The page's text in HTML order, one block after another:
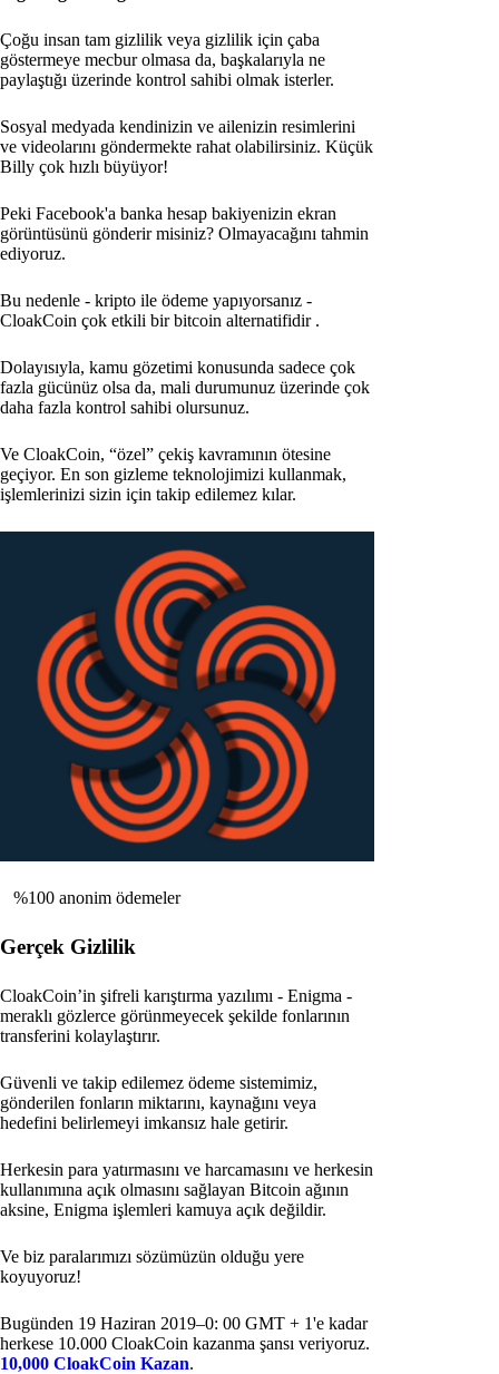
Çoğu insan tam gizlilik veya gizlilik için çaba
göstermeye mecbur olmasa da, başkalarıyla ne
paylaştığı üzerinde kontrol sahibi olmak isterler.
Sosyal medyada kendinizin ve ailenizin resimlerini
ve videolarını göndermekte rahat olabilirsiniz. Küçük
Billy çok hızlı büyüyor!
Peki Facebook'a banka hesap bakiyenizin ekran
görüntüsünü gönderir misiniz? Olmayacağını tahmin
ediyoruz.
Bu nedenle - kripto ile ödeme yapıyorsanız -
CloakCoin çok etkili bir bitcoin alternatifidir .
Dolayısıyla, kamu gözetimi konusunda sadece çok
fazla gücünüz olsa da, mali durumunuz üzerinde çok
daha fazla kontrol sahibi olursunuz.
Ve CloakCoin, “özel” çekiş kavramının ötesine
geçiyor. En son gizleme teknolojimizi kullanmak,
işlemlerinizi sizin için takip edilemez kılar.
%100 anonim ödemeler
Gerçek Gizlilik
CloakCoin’in şifreli karıştırma yazılımı - Enigma -
meraklı gözlerce görünmeyecek şekilde fonlarının
transferini kolaylaştırır.
Güvenli ve takip edilemez ödeme sistemimiz,
gönderilen fonların miktarını, kaynağını veya
hedefini belirlemeyi imkansız hale getirir.
Herkesin para yatırmasını ve harcamasını ve herkesin
kullanımına açık olmasını sağlayan Bitcoin ağının
aksine, Enigma işlemleri kamuya açık değildir.
Ve biz paralarımızı sözümüzün olduğu yere
koyuyoruz!
Bugünden 19 Haziran 2019–0: 00 GMT + 1'e kadar
herkese 10.000 CloakCoin kazanma şansı veriyoruz.
10,000 CloakCoin Kazan.